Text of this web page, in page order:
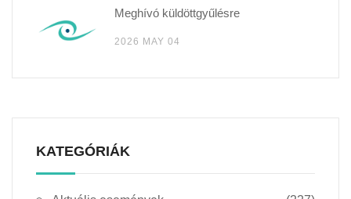
Meghívó küldöttgyűlésre
2026 MAY 04
KATEGÓRIÁK